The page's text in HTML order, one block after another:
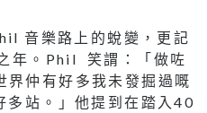
音樂路上的蛻變，更記
年。Phil 笑謂：「做咗
仲有好多我未發掘過嘅
多站。」他提到在踏入40